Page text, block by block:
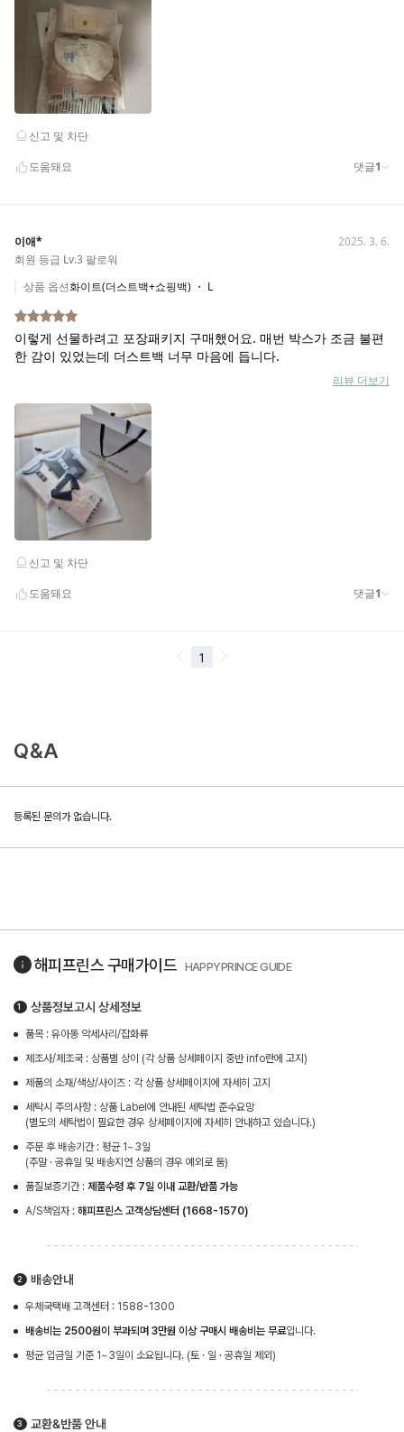
Q&A
등록된 문의가 없습니다.
해피프린스구매가이드 HAPPYPRINCE GUIDE
상품정보고시 상세정보
품목 : 유아동 악세사리/잡화류
제조사/제조국 : 상품별 상이 (각 상품 상세페이지 중반 info란에 고지)
제품의 소재/색상/사이즈 : 각 상품 상세페이지에 자세히 고지
세탁시 주의사항 : 상품 Label에 안내된 세탁법 준수요망
(별도의 세탁법이 필요한 경우 상세페이지에 자세히 안내하고 있습니다.)
주문 후 배송기간 : 평균 1~3일
(주말 · 공휴일 및 배송지연 상품의 경우 예외로 둠)
품질보증기간 : 제품수령 후 7일 이내 교환/반품 가능
A/S책임자 : 해피프린스 고객상담센터 (1668-1570)
배송안내
우체국택배 고객센터 : 1588-1300
배송비는 2500원이 부과되며 3만원 이상 구매시 배송비는 무료입니다.
평균 입금일 기준 1~3일이 소요됩니다. (토 · 일 · 공휴일 제외)
교환&반품 안내